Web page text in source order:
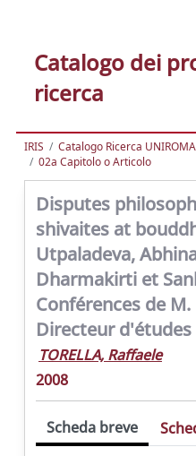
Catalogo dei
ricerca
IRIS Catalogo Ricerca
02a Capitolo o Articolo
Disputes
shivaites at
Utpaladeva,
Dharmakirti et
Conférences de
Directeur d'études
TORELLA, Raffaele
2008
Scheda breve